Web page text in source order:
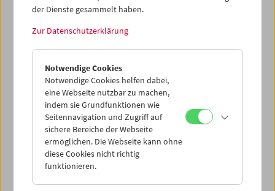
Filme von Friederike Pezold (pezoldo)
der Dienste gesammelt haben.
Zur Datenschutzerklärung
Notwendige Cookies
Notwendige Cookies helfen dabei,
eine Webseite nutzbar zu machen,
indem sie Grundfunktionen wie
Seitennavigation und Zugriff auf
sichere Bereiche der Webseite
ermöglichen. Die Webseite kann ohne
diese Cookies nicht richtig
funktionieren.